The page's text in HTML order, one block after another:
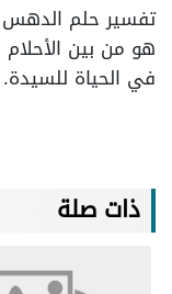
تفسير حلم الدهس
هو من بين
في الحياة للسيدة.
ذات صلة